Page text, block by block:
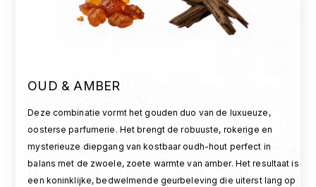
OUD & AMBER
Deze combinatie vormt het gouden duo van de luxueuze,
oosterse parfumerie. Het brengt de robuuste, rokerige en
mysterieuze diepgang van kostbaar oudh-hout perfect in
balans met de zwoele, zoete warmte van amber. Het resultaat is
een koninklijke, bedwelmende geurbeleving die uiterst lang op